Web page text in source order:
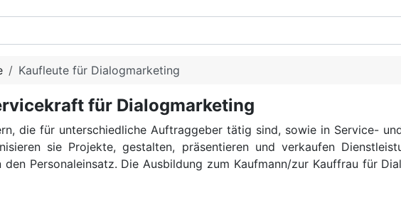
Kaufleute für Dialogmarketing
für Dialogmarketing
die für unterschiedliche Auftraggeber tätig sind, sowie in Service-
sie Projekte, gestalten, präsentieren und verkaufen
Personaleinsatz. Die Ausbildung zum Kaufmann/zur Kauffrau für